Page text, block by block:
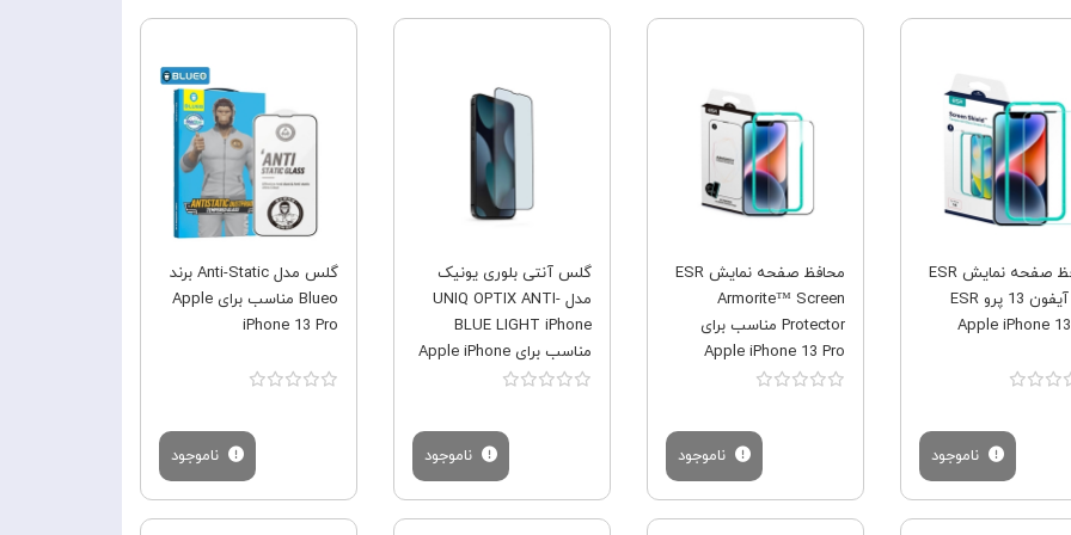
محافظ صفحه نمایش ESR
برای آیفون 13 پرو ESR
Apple iPhone
ناموجود
محافظ صفحه نمایش ESR
Armorite™ Screen
Protector مناسب برای
Apple iPhone 13 Pro
ناموجود
گلس آنتی بلوری یونیک
مدل UNIQ OPTIX ANTI-
BLUE LIGHT iPhone
مناسب برای Apple iPhone
13 Pro
ناموجود
گلس مدل Anti-Static برند
Blueo مناسب برای Apple
iPhone 13 Pro
ناموجود